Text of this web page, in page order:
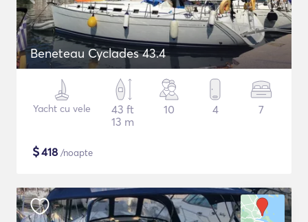
Beneteau Cyclades 43.4
Yacht cu vele
43 ft
13 m
10 4 7
$418 /noapte